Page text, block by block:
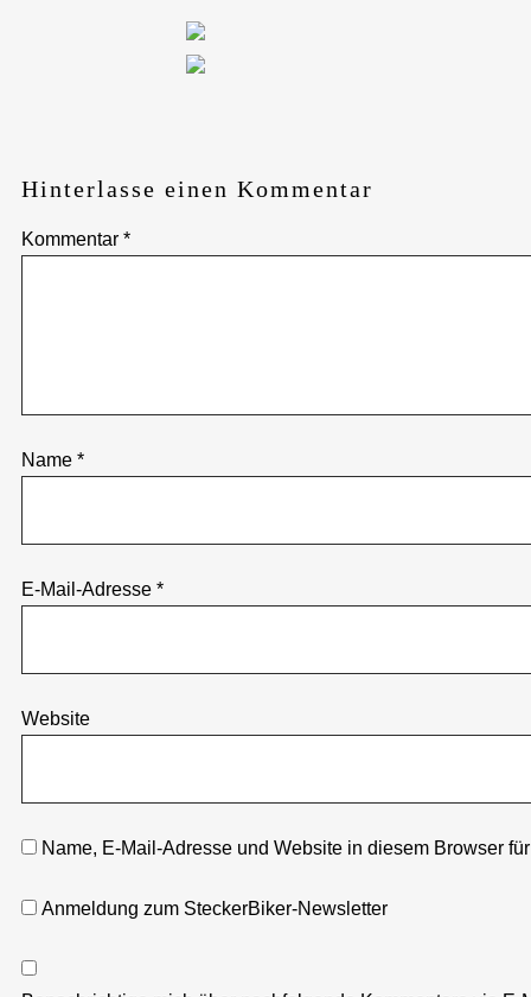
Hinterlasse einen Kommentar
Kommentar *
Name *
E-Mail-Adresse *
Website
Name, E-Mail-Adresse und Website in diesem Browser
Anmeldung zum SteckerBiker-Newsletter